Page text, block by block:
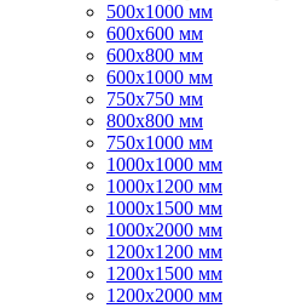
500x1000 мм
600x600 мм
600x800 мм
600x1000 мм
750x750 мм
800x800 мм
750x1000 мм
1000x1000 мм
1000x1200 мм
1000x1500 мм
1000x2000 мм
1200x1200 мм
1200x1500 мм
1200x2000 мм